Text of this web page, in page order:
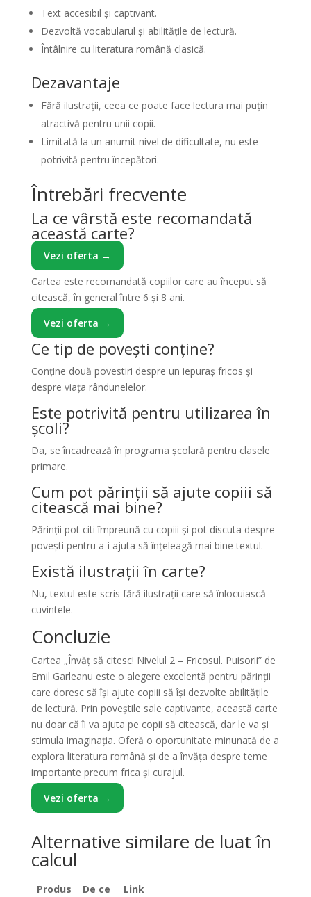
Text accesibil și captivant.
Dezvoltă vocabularul și abilitățile de lectură.
Întâlnire cu literatura română clasică.
Dezavantaje
Fără ilustrații, ceea ce poate face lectura mai puțin
atractivă pentru unii copii.
Limitată la un anumit nivel de dificultate, nu este
potrivită pentru începători.
Întrebări frecvente
La ce vârstă este recomandată
această carte?
Vezi oferta →
Cartea este recomandată copiilor care au început să
citească, în general între 6 și 8 ani.
Vezi oferta →
Ce tip de povești conține?
Conține două povestiri despre un iepuraș fricos și
despre viața rândunelelor.
Este potrivită pentru utilizarea în
școli?
Da, se încadrează în programa școlară pentru clasele
primare.
Cum pot părinții să ajute copiii să
citească mai bine?
Părinții pot citi împreună cu copiii și pot discuta despre
povești pentru a-i ajuta să înțeleagă mai bine textul.
Există ilustrații în carte?
Nu, textul este scris fără ilustrații care să înlocuiască
cuvintele.
Concluzie
Cartea „Învăț să citesc! Nivelul 2 – Fricosul. Puisorii” de
Emil Garleanu este o alegere excelentă pentru părinții
care doresc să își ajute copiii să își dezvolte abilitățile
de lectură. Prin poveștile sale captivante, această carte
nu doar că îi va ajuta pe copii să citească, dar le va și
stimula imaginația. Oferă o oportunitate minunată de a
explora literatura română și de a învăța despre teme
importante precum frica și curajul.
Vezi oferta →
Alternative similare de luat în
calcul
Produs De ce
Link